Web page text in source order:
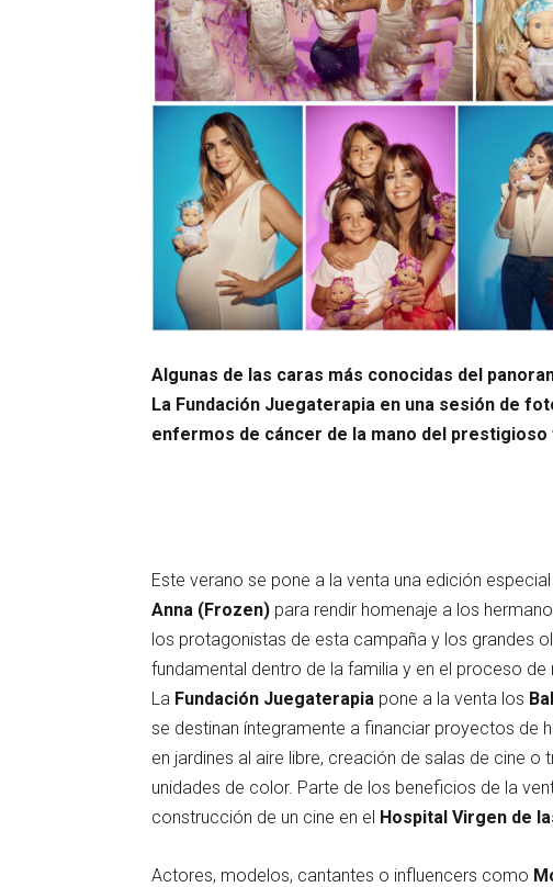
Algunas de las caras más conocidas del
La Fundación Juegaterapia en una sesión de
enfermos de cáncer de la mano del
Este verano se pone a la venta una edición
Anna (Frozen) para rendir homenaje a los
los protagonistas de esta campaña y los grandes
fundamental dentro de la familia y en el proceso de
La Fundación Juegaterapia pone a la venta los
se destinan íntegramente a financiar proyectos de
en jardines al aire libre, creación de salas de cine
unidades de color. Parte de los beneficios de la
construcción de un cine en el Hospital Virgen de
Actores, modelos, cantantes o influencers como